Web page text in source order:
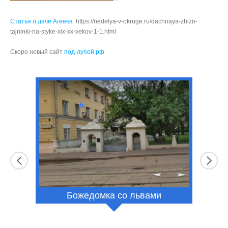
Статья о даче Агеева https://nedelya-v-okruge.ru/dachnaya-zhizn-
tajninki-na-styke-xix-xx-vekov-1-1.html
Скоро новый сайт под-лупой.рф